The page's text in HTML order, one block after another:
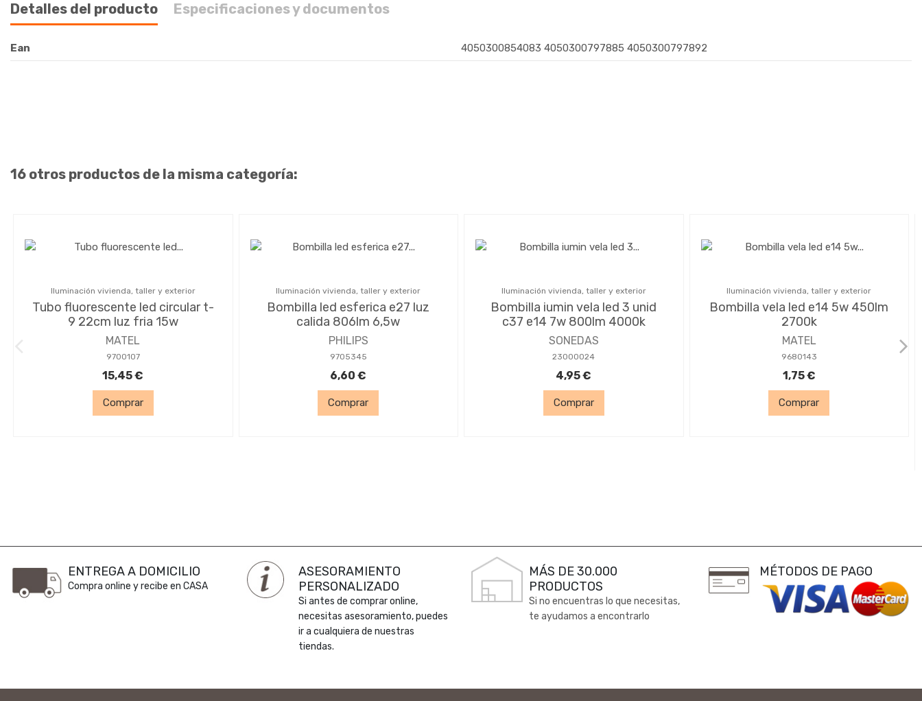
Detalles del producto Especificaciones y documentos
Ean 4050300854083 4050300797885 4050300797892
16 otros productos de la misma categoría:
Iluminación vivienda, taller y exterior
Tubo fluorescente led circular t-
9 22cm luz fria 15w
MATEL
9700107
15,45 €
Comprar
Iluminación vivienda, taller y exterior
Bombilla led esferica e27 luz
calida 806lm 6,5w
PHILIPS
9705345
6,60 €
Comprar
Iluminación vivienda, taller y exterior
Bombilla iumin vela led 3 unid
c37 e14 7w 800lm 4000k
SONEDAS
23000024
4,95 €
Comprar
Iluminación vivienda, taller y exterior
Bombilla vela led e14 5w 450lm
2700k
MATEL
9680143
1,75 €
Comprar
ENTREGA A DOMICILIO
Compra online y recibe en CASA
ASESORAMIENTO
PERSONALIZADO
Si antes de comprar online,
necesitas asesoramiento, puedes
ir a cualquiera de nuestras
tiendas.
MÁS DE 30.000
PRODUCTOS
Si no encuentras lo que necesitas,
te ayudamos a encontrarlo
MÉTODOS DE PAGO